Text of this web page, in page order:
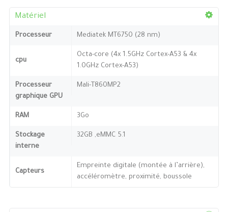
Matériel
Processeur Mediatek MT6750 (28 nm)
cpu
Octa-core (4x 1.5GHz Cortex-A53 & 4x
1.0GHz Cortex-A53)
Processeur
graphique GPU
Mali-T860MP2
RAM 3Go
Stockage
interne
32GB ,eMMC 5.1
Capteurs
Empreinte digitale (montée à l’arrière),
accéléromètre, proximité, boussole